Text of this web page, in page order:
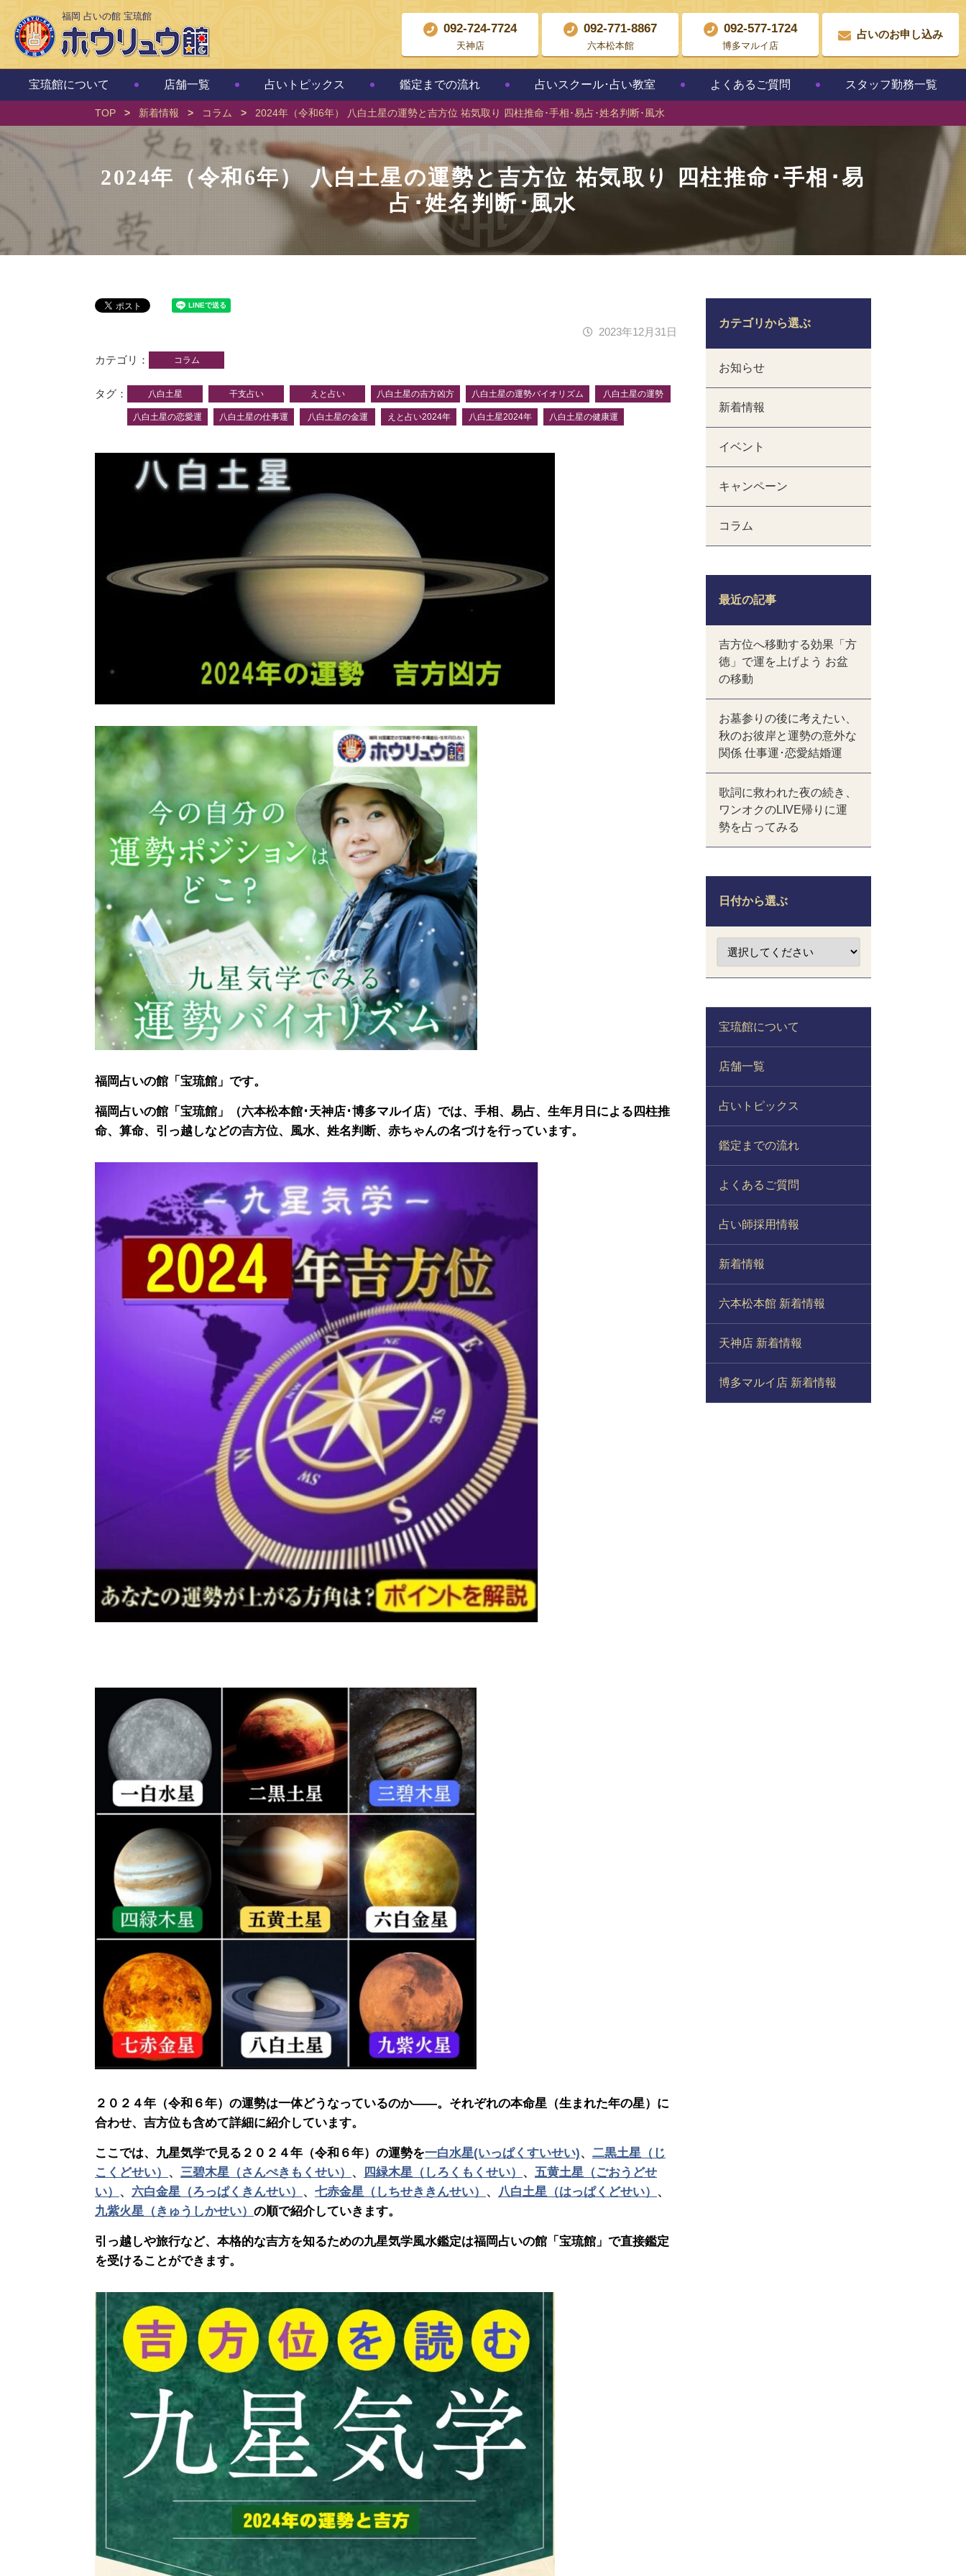
福岡 占いの館 宝琉館
092-724-7724
天神店
092-771-8867
六本松本館
092-577-1724
博多マルイ店
占いのお申し込み
宝琉館について 店舗一覧 占いトピックス 鑑定までの流れ 占いスクール･占い教室 よくあるご質問 スタッフ勤務一覧
TOP > 新着情報 > コラム > 2024年（令和6年） 八白土星の運勢と吉方位 祐気取り 四柱推命･手相･易占･姓名判断･風水
2024年（令和6年） 八白土星の運勢と吉方位 祐気取り 四柱推命･手相･易
占･姓名判断･風水
2023年12月31日
カテゴリ コラム
タグ 八白土星 干支占い えと占い 八白土星の吉方凶方 八白土星の運勢バイオリズム 八白土星の運勢
八白土星の恋愛運 八白土星の仕事運 八白土星の金運 えと占い2024年 八白土星2024年 八白土星の健康運
福岡占いの館「宝琉館」です。
福岡占いの館「宝琉館」（六本松本館･天神店･博多マルイ店）では、手相、易占、生年月日による四柱推
命、算命、引っ越しなどの吉方位、風水、姓名判断、赤ちゃんの名づけを行っています。
２０２４年（令和６年）の運勢は一体どうなっているのか――。それぞれの本命星（生まれた年の星）に
合わせ、吉方位も含めて詳細に紹介しています。
ここでは、九星気学で見る２０２４年（令和６年）の運勢を一白水星(いっぱくすいせい)、 二黒土星（じ
こくどせい） 、 三碧木星（さんぺきもくせい） 、 四緑木星（しろくもくせい） 、 五黄土星（ごおうどせ
い） 、 六白金星（ろっぱくきんせい） 、 七赤金星（しちせききんせい） 、 八白土星（はっぱくどせい） 、
九紫火星（きゅうしかせい） の順で紹介していきます。
引っ越しや旅行など、本格的な吉方を知るための九星気学風水鑑定は福岡占いの館「宝琉館」で直接鑑定
を受けることができます。
カテゴリから選ぶ
お知らせ
新着情報
イベント
キャンペーン
コラム
最近の記事
吉方位へ移動する効果「方
徳」で運を上げよう お盆
の移動
お墓参りの後に考えたい、
秋のお彼岸と運勢の意外な
関係 仕事運･恋愛結婚運
歌詞に救われた夜の続き、
ワンオクのLIVE帰りに運
勢を占ってみる
日付から選ぶ
宝琉館について
店舗一覧
占いトピックス
鑑定までの流れ
よくあるご質問
占い師採用情報
新着情報
六本松本館 新着情報
天神店 新着情報
博多マルイ店 新着情報